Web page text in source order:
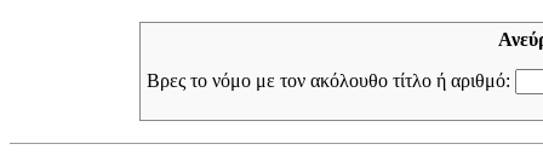
Βρες το νόμο με τον ακόλουθο τίτλο ή αριθμό: